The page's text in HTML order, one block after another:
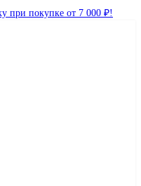
при покупке от 7 000 ₽!